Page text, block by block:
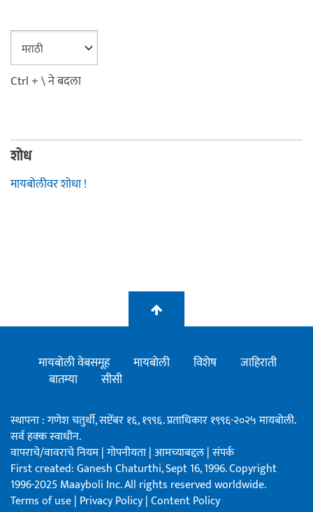
Ctrl + \ ने बदला
शोध
मायबोलीवर शोधा !
मायबोली वेबसमूह मायबोली विशेष
जाहिराती
बातम्या
सीसी
स्थापना : गणेश चतुर्थी, सप्टेंबर १६, १९९६. प्रताधिकार १९९६-२०२५ मायबोली.
सर्व हक्क स्वाधीन.
वापराचे/वावराचे नियम|गोपनीयता|आमच्याबद्दल|संपर्क
First created: Ganesh Chaturthi, Sept 16, 1996. Copyright
1996-2025 Maayboli Inc. All rights reserved worldwide.
Terms of use| Privacy Policy|Content Policy